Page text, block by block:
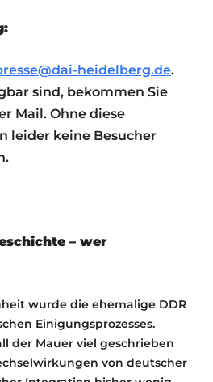
heidelberg.de.
sind, bekommen Sie
Mail. Ohne diese
leider keine Besucher
– wer
wurde die ehemalige DDR
Einigungsprozesses.
der Mauer viel geschrieben
von deutscher